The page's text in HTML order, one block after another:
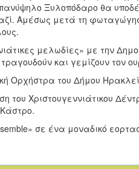
Ξυλοπόδαρο θα
Αμέσως μετά τη
μελωδίες» με την
και γεμίζουν τον
Ορχήστρα του Δήμου
του Χριστουγεννιάτικου
σε ένα μοναδικό